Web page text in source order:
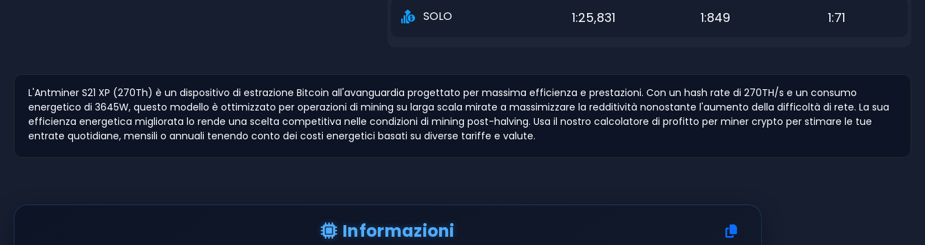
SOLO 1:25,831 1:849 1:71
L'Antminer S21 XP (270Th) è un dispositivo di estrazione Bitcoin all'avanguardia progettato per massima efficienza e prestazioni. Con un hash rate di 270TH/s e un consumo
energetico di 3645W, questo modello è ottimizzato per operazioni di mining su larga scala mirate a massimizzare la redditività nonostante l'aumento della difficoltà di rete. La sua
efficienza energetica migliorata lo rende una scelta competitiva nelle condizioni di mining post-halving. Usa il nostro calcolatore di profitto per miner crypto per stimare le tue
entrate quotidiane, mensili o annuali tenendo conto dei costi energetici basati su diverse tariffe e valute.
Informazioni